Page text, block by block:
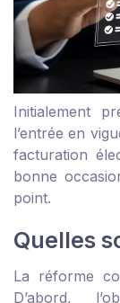
Initialement
l’entrée en
facturation
bonne
point.
Quelles
La réforme
D’abord,